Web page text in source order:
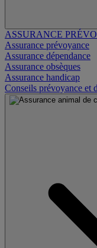
ASSURANCE
Assurance prévoyance
Assurance dépendance
Assurance obsèques
Assurance handicap
Conseils prévoyance et